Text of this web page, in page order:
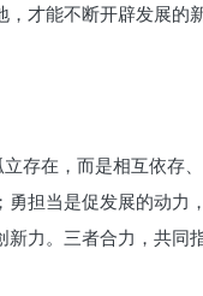
，才能不断开辟发展的
存在，而是相互依存、
担当是促发展的动力，
新力。三者合力，共同